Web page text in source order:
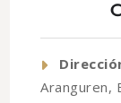
Aranguren,